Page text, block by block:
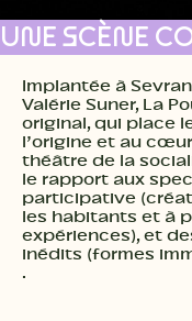
UNE SCÈNE
Implantée à
Valérie Suner, La
original, qui place
l’origine et au
théâtre de la
le rapport aux
participative
les habitants et à
expériences), et
inédits (formes
.